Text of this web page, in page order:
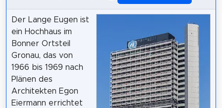
Der Lange Eugen ist
ein Hochhaus im
Bonner Ortsteil
Gronau, das von
1966 bis 1969 nach
Plänen des
Architekten Egon
Eiermann errichtet